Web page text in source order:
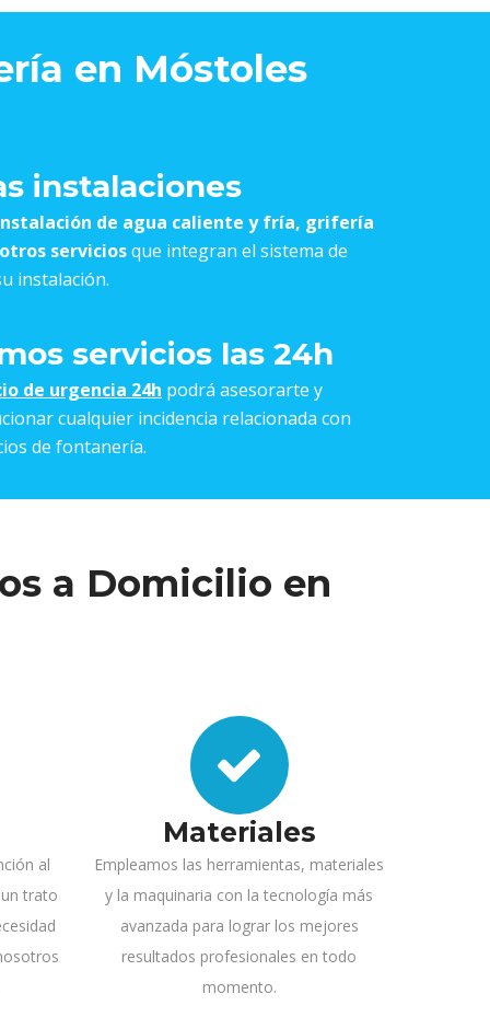
en Móstoles
instalaciones
de agua caliente y fría, grifería
serviciosque integran el sistema de
instalación.
servicios las 24h
de urgencia 24h podrá asesorarte y
cualquier incidencia relacionada con
de fontanería.
a Domicilio en
al
trato
Materiales
Empleamos las herramientas, materiales
y la maquinaria con la tecnología más
avanzada para lograr los mejores
resultados profesionales en todo
momento.